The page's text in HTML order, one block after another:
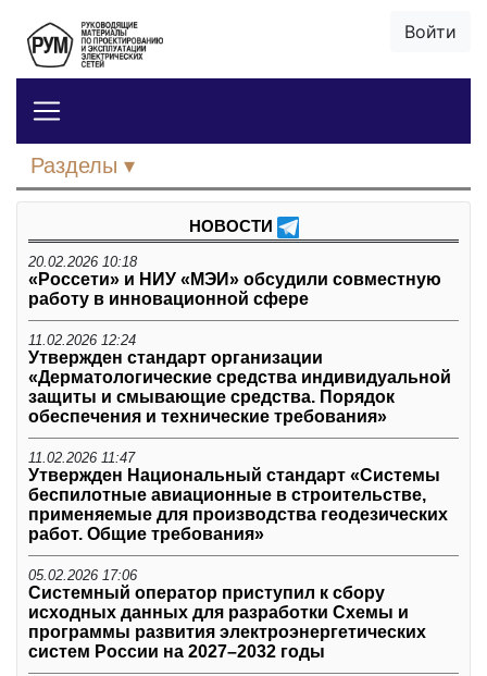
Войти
Разделы
НОВОСТИ
20.02.2026 10:18
«Россети» и НИУ «МЭИ» обсудили совместную
работу в инновационной сфере
11.02.2026 12:24
Утвержден стандарт организации
«Дерматологические средства индивидуальной
защиты и смывающие средства. Порядок
обеспечения и технические требования»
11.02.2026 11:47
Утвержден Национальный стандарт «Системы
беспилотные авиационные в строительстве,
применяемые для производства геодезических
работ. Общие требования»
05.02.2026 17:06
Системный оператор приступил к сбору
исходных данных для разработки Схемы и
программы развития электроэнергетических
систем России на 2027–2032 годы